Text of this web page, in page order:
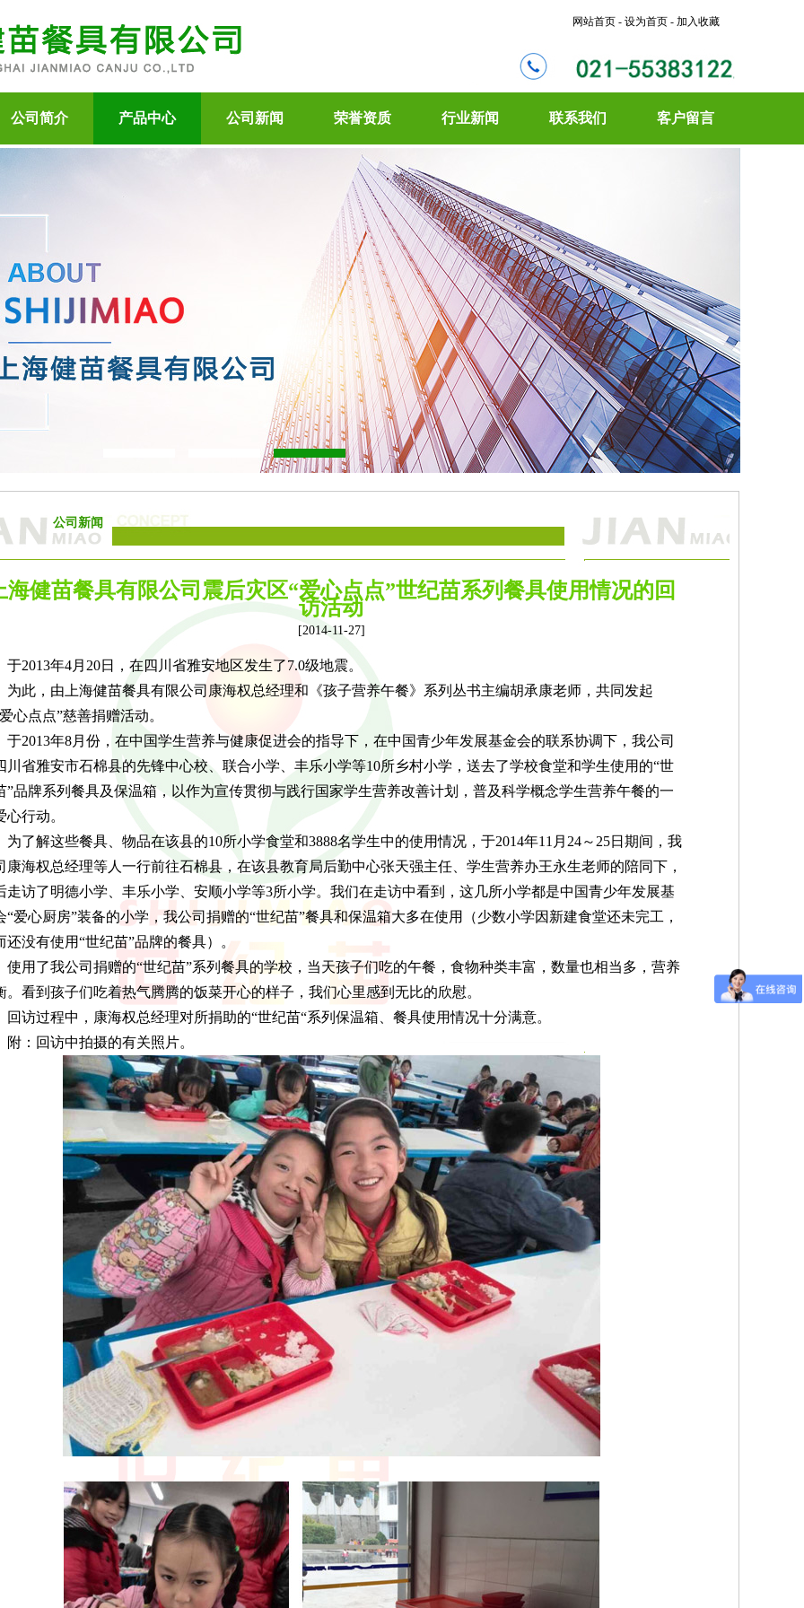
网站首页 - 设为首页 - 加入收藏
公司简介 产品中心 公司新闻 荣誉资质 行业新闻 联系我们 客户留言
公司新闻
海健苗餐具有限公司震后灾区“爱心点点”世纪苗系列餐具使用情况的回
访活动
[2014-11-27]
年4月20日，在四川省雅安地区发生了7.0级地震。
，由上海健苗餐具有限公司康海权总经理和《孩子营养午餐》系列丛书主编胡承康老师，共同发起
心点点”慈善捐赠活动。
年8月份，在中国学生营养与健康促进会的指导下，在中国青少年发展基金会的联系协调下，我公司
川省雅安市石棉县的先锋中心校、联合小学、丰乐小学等10所乡村小学，送去了学校食堂和学生使用的“世
”品牌系列餐具及保温箱，以作为宣传贯彻与践行国家学生营养改善计划，普及科学概念学生营养午餐的一
心行动。
解这些餐具、物品在该县的10所小学食堂和3888名学生中的使用情况，于2014年11月24～25日期间，我
康海权总经理等人一行前往石棉县，在该县教育局后勤中心张天强主任、学生营养办王永生老师的陪同下，
走访了明德小学、丰乐小学、安顺小学等3所小学。我们在走访中看到，这几所小学都是中国青少年发展基
“爱心厨房”装备的小学，我公司捐赠的“世纪苗”餐具和保温箱大多在使用（少数小学因新建食堂还未完工，
还没有使用“世纪苗”品牌的餐具）。
了我公司捐赠的“世纪苗”系列餐具的学校，当天孩子们吃的午餐，食物种类丰富，数量也相当多，营养
。看到孩子们吃着热气腾腾的饭菜开心的样子，我们心里感到无比的欣慰。
过程中，康海权总经理对所捐助的“世纪苗“系列保温箱、餐具使用情况十分满意。
回访中拍摄的有关照片。